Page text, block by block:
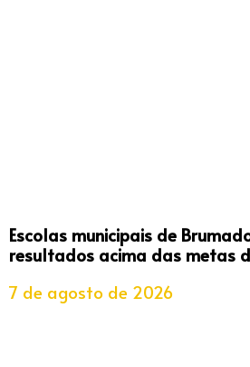
Escolas municipais de
resultados acima das metas
7 de agosto de 2026